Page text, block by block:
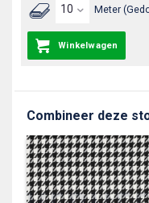
Meter
Winkelwagen
Combineer deze